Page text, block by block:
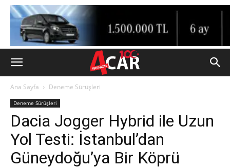
Ana Sayfa Deneme Sürüşleri
Deneme Sürüşleri
Dacia Jogger Hybrid ile Uzun
Yol Testi: İstanbul’dan
Güneydoğu’ya Bir Köprü